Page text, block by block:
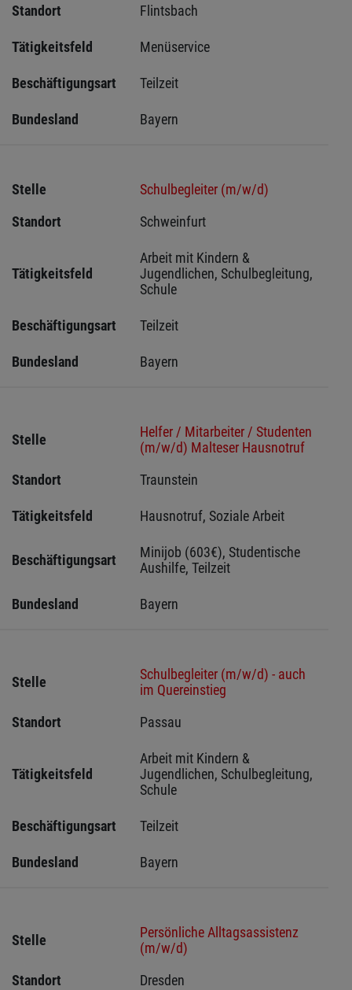
Standort
Flintsbach
Tätigkeitsfeld Menüservice
Beschäftigungsart Teilzeit
Bundesland Bayern
Stelle
Schulbegleiter (m/w/d)
Standort
Schweinfurt
Tätigkeitsfeld
Arbeit mit Kindern &
Jugendlichen, Schulbegleitung,
Schule
Beschäftigungsart Teilzeit
Bundesland Bayern
Stelle
Helfer / Mitarbeiter / Studenten
(m/w/d) Malteser Hausnotruf
Standort
Traunstein
Tätigkeitsfeld Hausnotruf, Soziale Arbeit
Beschäftigungsart
Minijob (603€), Studentische
Aushilfe, Teilzeit
Bundesland Bayern
Stelle
Schulbegleiter (m/w/d) - auch
im Quereinstieg
Standort
Passau
Tätigkeitsfeld
Arbeit mit Kindern &
Jugendlichen, Schulbegleitung,
Schule
Beschäftigungsart Teilzeit
Bundesland Bayern
Stelle
Persönliche Alltagsassistenz
(m/w/d)
Standort
Dresden